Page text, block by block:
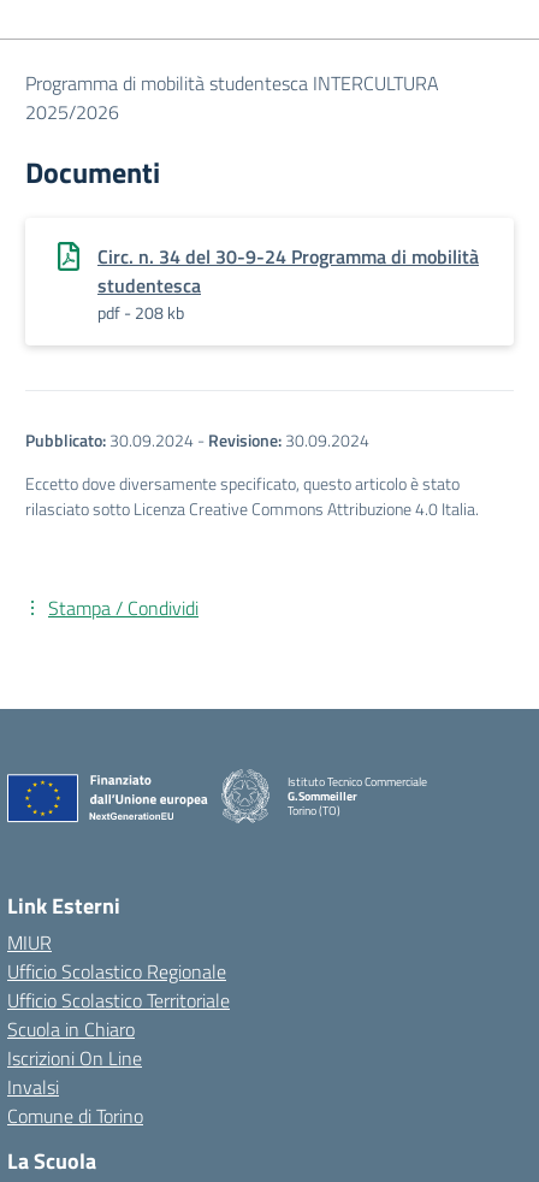
Programma di mobilità studentesca INTERCULTURA
2025/2026
Documenti
Circ. n. 34 del 30-9-24 Programma di mobilità
studentesca
pdf - 208 kb
Pubblicato:30.09.2024-Revisione:30.09.2024
Eccetto dove diversamente specificato, questo articolo è stato
rilasciato sotto Licenza Creative Commons Attribuzione 4.0 Italia.
Stampa / Condividi
Istituto Tecnico Commerciale
G.Sommeiller
Torino (TO)
Link Esterni
MIUR
Ufficio Scolastico Regionale
Ufficio Scolastico Territoriale
Scuola in Chiaro
Iscrizioni On Line
Invalsi
Comune di Torino
La Scuola